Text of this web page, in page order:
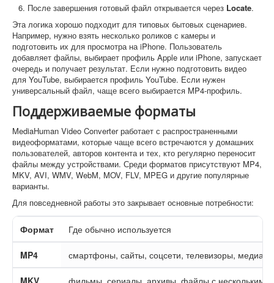
После завершения готовый файл открывается через Locate.
Эта логика хорошо подходит для типовых бытовых сценариев.
Например, нужно взять несколько роликов с камеры и
подготовить их для просмотра на iPhone. Пользователь
добавляет файлы, выбирает профиль Apple или iPhone, запускает
очередь и получает результат. Если нужно подготовить видео
для YouTube, выбирается профиль YouTube. Если нужен
универсальный файл, чаще всего выбирается MP4-профиль.
Поддерживаемые форматы
MediaHuman Video Converter работает с распространенными
видеоформатами, которые чаще всего встречаются у домашних
пользователей, авторов контента и тех, кто регулярно переносит
файлы между устройствами. Среди форматов присутствуют MP4,
MKV, AVI, WMV, WebM, MOV, FLV, MPEG и другие популярные
варианты.
Для повседневной работы это закрывает основные потребности:
Формат Где обычно используется
MP4 смартфоны, сайты, соцсети, телевизоры,
MKV фильмы, сериалы, архивы, файлы с несколькими